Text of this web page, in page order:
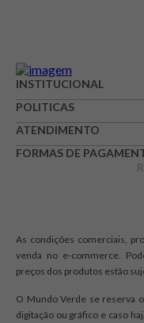
★★★☆
Seu nome
Escrever
INSTITUCIONAL
POLITICAS
ATENDIMENTO
FORMAS DE
As condições comerciais,
venda no e-commerce.
preços dos produtos estão
O Mundo Verde se reserva
digitação ou gráfico e caso